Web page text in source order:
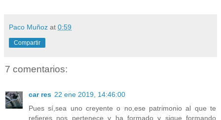
Paco Muñoz at 0:59
Compartir
7 comentarios:
car res 22 ene 2019, 14:46:00
Pues sí,sea uno creyente o no,ese patrimonio al que te
refieres nos pertenece y ha formado y sigue formando